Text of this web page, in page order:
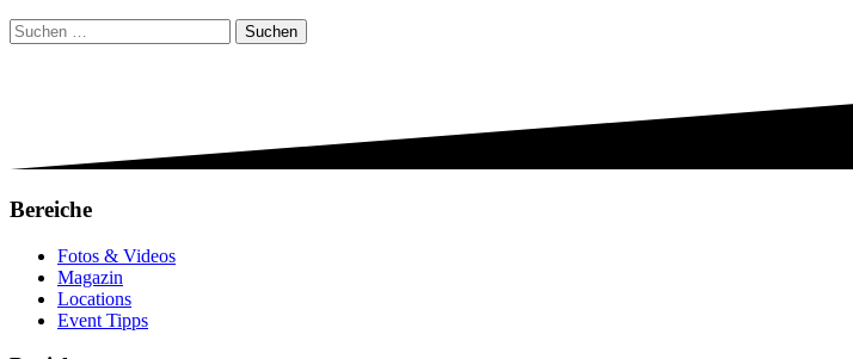
Suchen
nach:
Bereiche
Fotos & Videos
Magazin
Locations
Event Tipps